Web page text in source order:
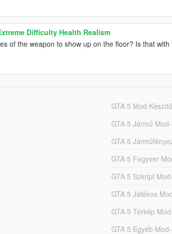
Difficulty Health Realism
of the weapon to show up on the floor? Is that
GTA 5 Mod
GTA 5 Jármű
GTA 5
GTA 5 Fegyver
GTA 5 Szkript
GTA 5 Játékos
GTA 5 Térkép
GTA 5 Egyéb